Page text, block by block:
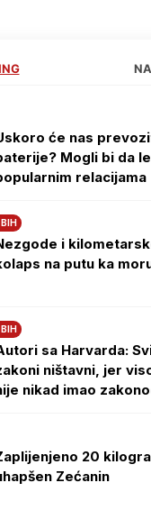
će nas
Mogli bi da
relacijama
i
na putu ka
sa Harvarda:
ništavni, jer
nikad imao
20
Zećanin